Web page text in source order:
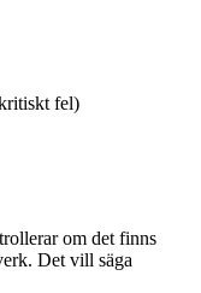
fel)
om det finns
Det vill säga